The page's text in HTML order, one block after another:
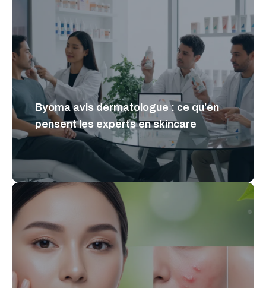
Byoma avis dermatologue : ce qu’en
pensent les experts en skincare